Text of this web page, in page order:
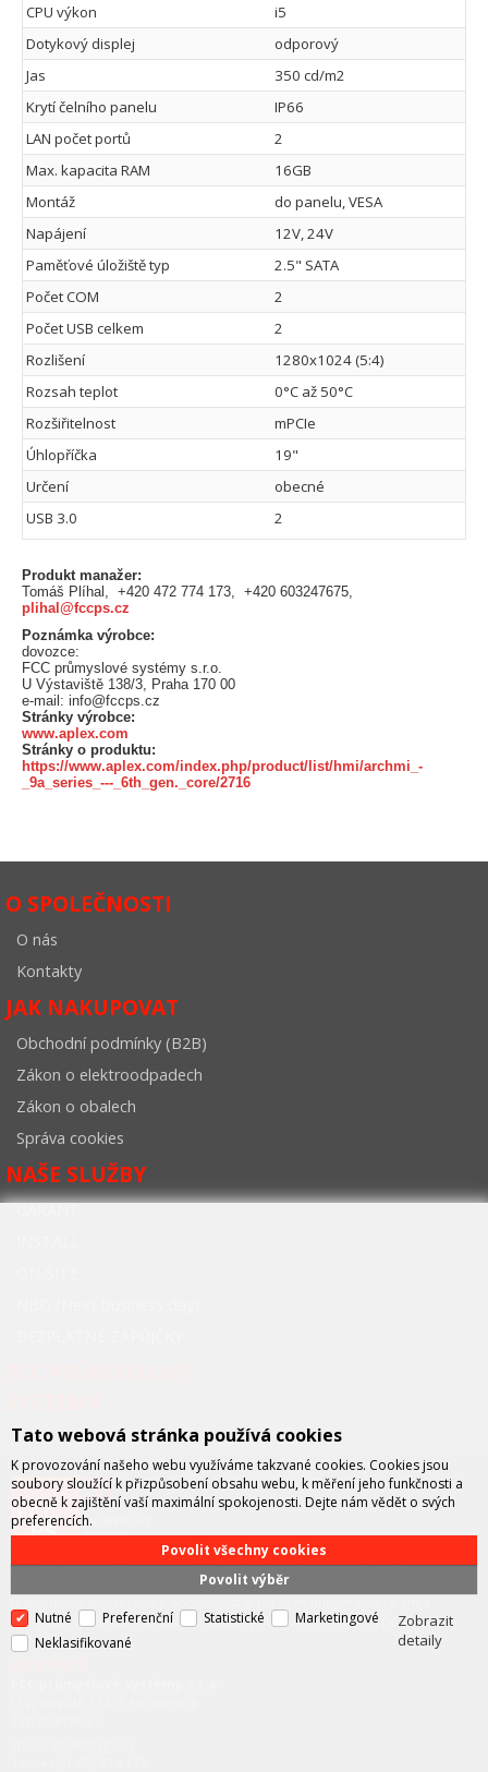
CPU výkon
i5
Dotykový displej
odporový
Jas
350 cd/m2
Krytí čelního panelu
IP66
LAN počet portů
2
Max. kapacita RAM
16GB
Montáž
do panelu, VESA
Napájení
12V, 24V
Paměťové úložiště typ
2.5" SATA
Počet COM
2
Počet USB celkem
2
Rozlišení
1280x1024 (5:4)
Rozsah teplot
0°C až 50°C
Rozšiřitelnost
mPCIe
Úhlopříčka
19"
Určení
obecné
USB 3.0
2
Produkt manažer:
Tomáš Plíhal, +420 472 774 173, +420 603247675,
plihal@fccps.cz
Poznámka výrobce:
dovozce:
FCC průmyslové systémy s.r.o.
U Výstaviště 138/3, Praha 170 00
e-mail: info@fccps.cz
Stránky výrobce:
www.aplex.com
Stránky o produktu:
https://www.aplex.com/index.php/product/list/hmi/archmi_-
_9a_series_---_6th_gen._core/2716
O SPOLEČNOSTI
O nás
Kontakty
JAK NAKUPOVAT
Obchodní podmínky (B2B)
Zákon o elektroodpadech
Zákon o obalech
Správa cookies
NAŠE SLUŽBY
FCC průmyslové systémyje technicko – obchodní společností,
zastupující významné výrobce v oblasti průmyslové automatizace a
integrátorem se specializací na systémy strojového vidění a pokročilé
robotiky.
Tato webová stránka používá cookies
K provozování našeho webu využíváme takzvané cookies. Cookies jsou
soubory sloužící k přizpůsobení obsahu webu, k měření jeho funkčnosti a
obecně k zajištění vaší maximální spokojenosti. Dejte nám vědět o svých
preferencích.
Povolit výběr
Povolit všechny cookies
Nutné Preferenční Statistické
Marketingové
Neklasifikované
Zobrazit
detaily